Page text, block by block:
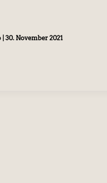
30. November 2021